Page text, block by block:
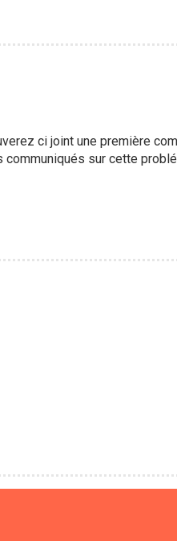
ci joint une première
communiqués sur cette